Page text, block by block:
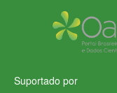
Suportado por